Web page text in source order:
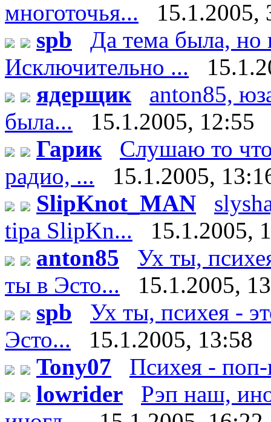
многоточья...
15.1.2005,
spb
Да тема была,
Исключительно ...
ядерщик
anton85,
была...
15.1.2005, 12:55
Гарик
Слушаю то
радио, ...
15.1.2005,
SlipKnot_MAN
tipa SlipKn...
15.1.2005,
anton85
Ух ты,
ты в Эсто...
15.1.2005,
spb
Ух ты, психея -
Эсто...
15.1.2005, 13:58
Tony07
Психея -
lowrider
Рэп наш,